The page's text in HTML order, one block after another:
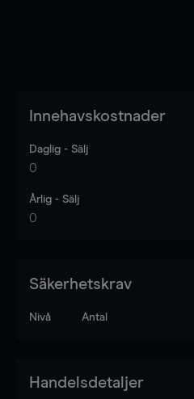
Innehavskostnader
Daglig - Sälj
0
Årlig - Sälj
0
Säkerhetskrav
Nivå Antal
Handelsdetaljer